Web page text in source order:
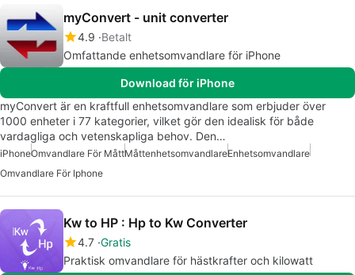
myConvert - unit converter
4.9 Betalt
Omfattande enhetsomvandlare för iPhone
Download för iPhone
myConvert är en kraftfull enhetsomvandlare som erbjuder över
1000 enheter i 77 kategorier, vilket gör den idealisk för både
vardagliga och vetenskapliga behov. Den…
iPhoneOmvandlare För MåttMåttenhetsomvandlareEnhetsomvandlare
Omvandlare För Iphone
Kw to HP : Hp to Kw Converter
4.7 Gratis
Praktisk omvandlare för hästkrafter och kilowatt